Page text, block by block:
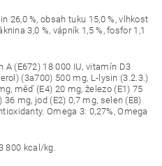
26,0 %, obsah tuku 15,0 %, vlhkost
3,0 %, vápník 1,5 %, fosfor 1,1
A (E672) 18 000 IU, vitamín D3
(3a700) 500 mg, L-lysin (3.2.3.)
měď (E4) 20 mg, železo (E1) 75
mg, jod (E2) 0,7 mg, selen (E8)
Omega 3: 0,27%, Omega
800 kcal/kg.